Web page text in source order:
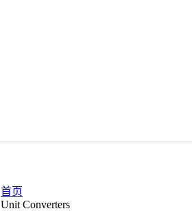
首页
Unit Converters